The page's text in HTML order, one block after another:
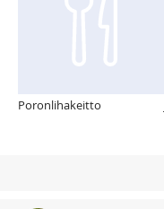
Poronlihakeitto